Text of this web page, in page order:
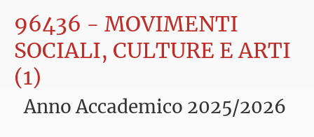
96436 - MOVIMENTI
SOCIALI, CULTURE E ARTI
(1)
Anno Accademico 2025/2026